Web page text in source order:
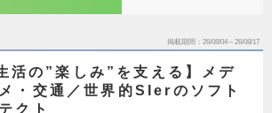
掲載期間 26/08/04～26/08/17
活の”楽しみ”を支える】メデ
・交通／世界的SIerのソフト
クト